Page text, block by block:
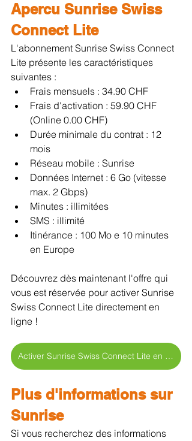
Apercu Sunrise Swiss
Connect Lite
L'abonnement Sunrise Swiss Connect
Lite présente les caractéristiques
suivantes :
Frais mensuels : 34.90 CHF
Frais d'activation : 59.90 CHF
(Online 0.00 CHF)
Durée minimale du contrat : 12
mois
Réseau mobile : Sunrise
Données Internet : 6 Go (vitesse
max. 2 Gbps)
Minutes : illimitées
SMS : illimité
Itinérance : 100 Mo e 10 minutes
en Europe
Découvrez dès maintenant l'offre qui
vous est réservée pour activer Sunrise
Swiss Connect Lite directement en
ligne !
Activer Sunrise Swiss Connect Lite en ligne >
Plus d'informations sur
Sunrise
Si vous recherchez des informations